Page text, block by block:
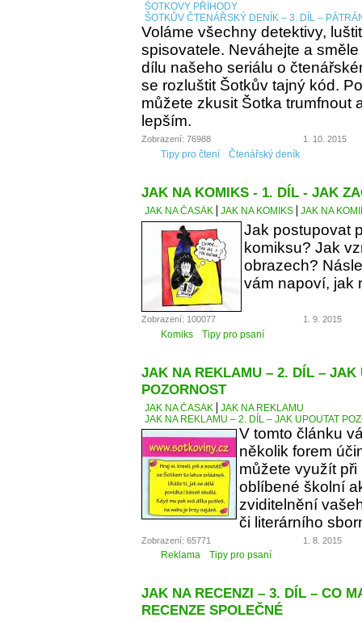
ŠOTKOVY PŘÍHODY
ŠOTKŮV ČTENÁŘSKÝ DENÍK – 3. DÍL –
Voláme všechny detektivy,
spisovatele. Neváhejte a
dílu našeho seriálu o
se rozluštit Šotkův tajný kód.
můžete zkusit Šotka trumfnout
lepším.
Zobrazení: 76988 1. 10. 2015
Tipy pro čtení Čtenářský deník
JAK NA KOMIKS - 1. DÍL - JAK
JAK NA ČASÁK JAK NA KOMIKS JAK NA
Jak postupovat
komiksu? Jak
obrazech?
vám napoví, jak
Zobrazení: 100077 1. 9. 2015
Komiks Tipy pro psaní
JAK NA REKLAMU – 2. DÍL – JAK
POZORNOST
JAK NA ČASÁK
JAK NA REKLAMU
JAK NA REKLAMU – 2. DÍL – JAK UPOUTAT
V tomto článku
několik forem
můžete využít
oblíbené školní
zviditelnění
či literárního
Zobrazení: 65771 1. 8. 2015
Reklama Tipy pro psaní
JAK NA RECENZI – 3. DÍL – CO
RECENZE SPOLEČNÉ